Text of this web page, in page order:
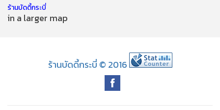
ร้านบัดดี้กระบี่
in a larger map
ร้านบัดดี้กระบี่ © 2016